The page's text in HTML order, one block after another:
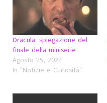
Dracula: spiegazione del
finale della miniserie
Agosto 25, 2024
In "Notizie e Curiosità"